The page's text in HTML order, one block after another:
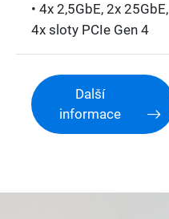
• 4x 2,5GbE, 2x 25GbE,
4x sloty PCIe Gen 4
Další
informace